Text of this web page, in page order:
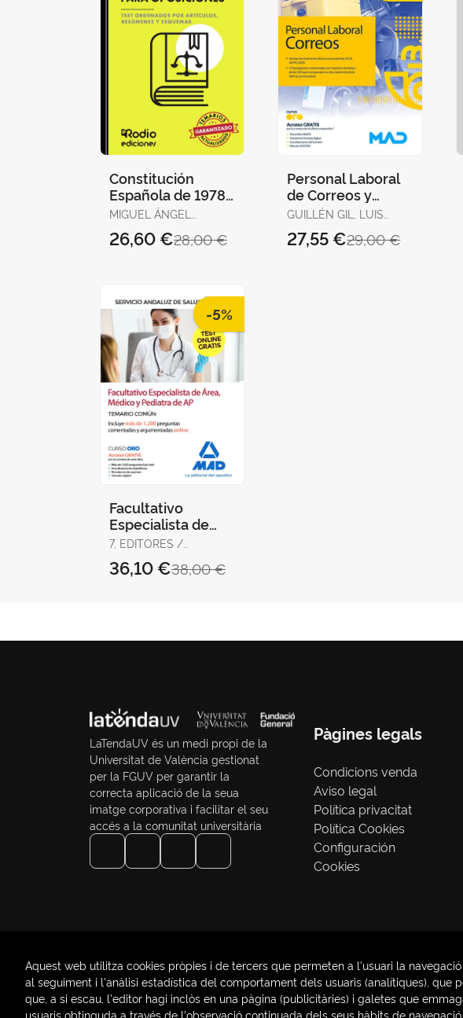
Constitución
Española de 1978
para Oposiciones.
por Artículos, Re
MIGUEL ÁNGEL
28,00 €
26,60 €
Personal Laboral
de Correos y
Telégrafos.
1
GUILLÉN GIL, LUIS
DE CATALUNYA /29,00 €
27,55 €
-5%
Facultativo
Especialista de
Área, Médico y
Atención Primaria
7, EDITORES /
FRANCISCO ENRIQUE /
38,00 €
36,10 €
LaTendaUV és un medi propi de la
Universitat de València gestionat
per la FGUV per garantir la
correcta aplicació de la seua
imatge corporativa i facilitar el seu
accés a la comunitat universitària
Pàgines legals
Condicions venda
Aviso legal
Política privacitat
Política Cookies
Configuración
Cookies
2026 ©LaTendaUV. Tots els Drets Reservats |Trevenque Group
Aquest web utilitza cookies pròpies i de tercers que permeten a l'usuari la
al seguiment i l'anàlisi estadística del comportament dels usuaris (analítiques), que
que, a si escau, l'editor hagi inclòs en una pàgina (publicitàries) i galetes que
usuaris obtinguda a través de l'observació continuada dels seus hàbits de